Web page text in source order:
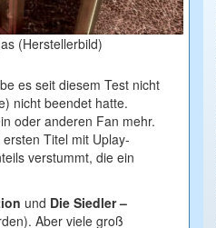
(Herstellerbild)
es seit diesem Test nicht
nicht beendet hatte.
oder anderen Fan mehr.
Titel mit Uplay-
verstummt, die ein
und Die Siedler –
Aber viele groß